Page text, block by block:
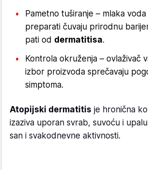
Pametno tuširanje – mlaka voda
preparati čuvaju prirodnu
pati od dermatitisa.
Kontrola okruženja – ovlaživač
izbor proizvoda sprečavaju
simptoma.
Atopijski dermatitis je hronična
izaziva uporan svrab, suvoću i
san i svakodnevne aktivnosti.